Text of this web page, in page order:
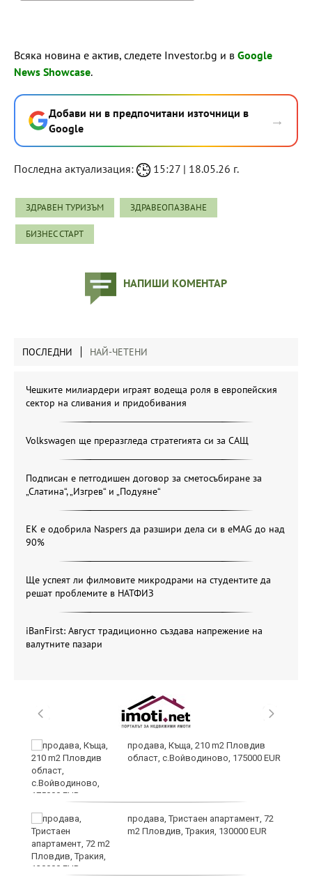
Всяка новина е актив, следете Investor.bg и в Google
News Showcase.
Добави ни в предпочитани източници в
Google
→
Последна актуализация: 15:27 | 18.05.26 г.
ЗДРАВЕН ТУРИЗЪМ ЗДРАВЕОПАЗВАНЕ
БИЗНЕС СТАРТ
НАПИШИ КОМЕНТАР
ПОСЛЕДНИ НАЙ-ЧЕТЕНИ
Чешките милиардери играят водеща роля в европейския
сектор на сливания и придобивания
Volkswagen ще преразгледа стратегията си за САЩ
Подписан е петгодишен договор за сметосъбиране за
„Слатина“, „Изгрев“ и „Подуяне“
ЕК е одобрила Naspers да разшири дела си в eMAG до над
90%
Ще успеят ли филмовите микродрами на студентите да
решат проблемите в НАТФИЗ
iBanFirst: Август традиционно създава напрежение на
валутните пазари
продава, Къща, 210 m2 Пловдив
област, с.Войводиново, 175000 EUR
продава, Тристаен апартамент, 72
m2 Пловдив, Тракия, 130000 EUR